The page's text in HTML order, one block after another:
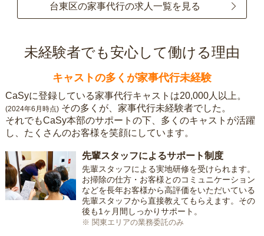
台東区の家事代行の求人一覧を見る
未経験者でも安心して働ける理由
キャストの多くが家事代行未経験
CaSyに登録している家事代行キャストは20,000人以上。
(2024年6月時点) その多くが、家事代行未経験者でした。
それでもCaSy本部のサポートの下、多くのキャストが活躍
し、たくさんのお客様を笑顔にしています。
先輩スタッフによるサポート制度
先輩スタッフによる実地研修を受けられます。
お掃除の仕方・お客様とのコミュニケーション
などを長年お客様から高評価をいただいている
先輩スタッフから直接教えてもらえます。その
後も1ヶ月間しっかりサポート。
※ 関東エリアの業務委託のみ